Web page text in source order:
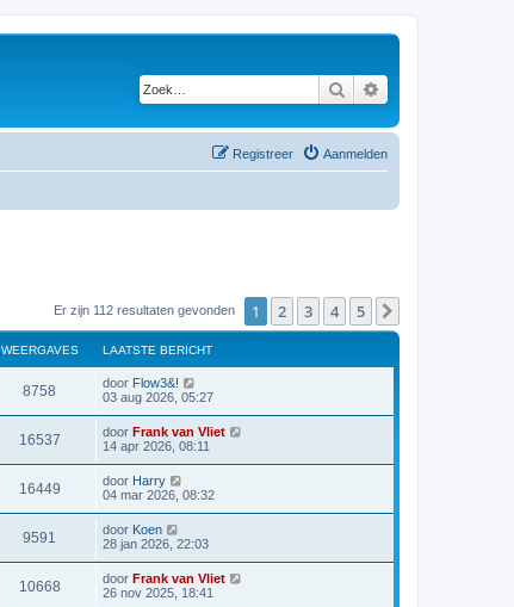
Zoek
Aanmelden
Registreer
Er zijn 112 resultaten gevonden 1 2 3 4 5
WEERGAVES LAATSTE BERICHT
8758 door Flow3&!
03 aug 2026, 05:27
16537 door Frank van Vliet
14 apr 2026, 08:11
16449 door Harry
04 mar 2026, 08:32
9591 door Koen
28 jan 2026, 22:03
10668 door Frank van Vliet
26 nov 2025, 18:41